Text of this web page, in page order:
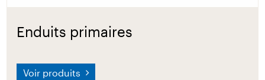
Enduits primaires
Voir produits